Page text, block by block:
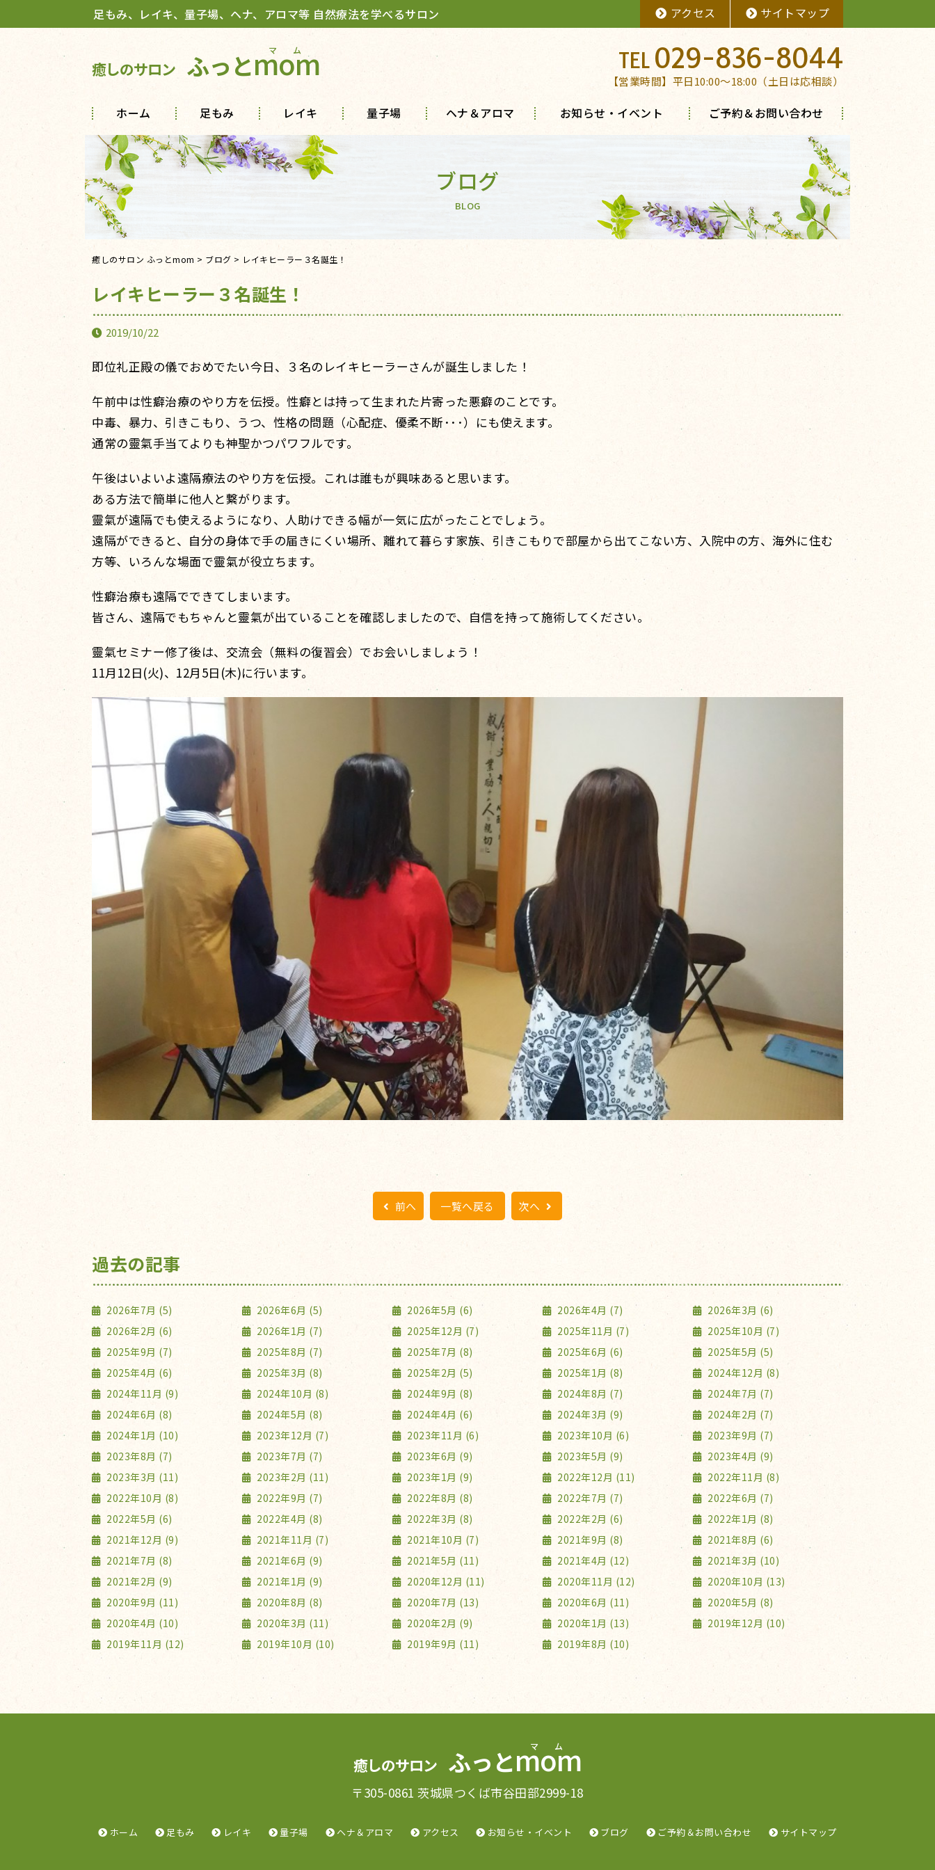
足もみ、レイキ、量子場、ヘナ、アロマ等 自然療法を学べるサロン アクセス サイトマップ
癒しのサロン ふっとmom 029-836-8044
【営業時間】平日10:00～18:00（土日は応相談）
ホーム 足もみ レイキ 量子場 ヘナ＆アロマ お知らせ・イベント ご予約＆お問い合わせ
ブログ
BLOG
癒しのサロン ふっとmom > ブログ > レイキヒーラー３名誕生！
レイキヒーラー３名誕生！
2019/10/22
即位礼正殿の儀でおめでたい今日、３名のレイキヒーラーさんが誕生しました！
午前中は性癖治療のやり方を伝授。性癖とは持って生まれた片寄った悪癖のことです。
中毒、暴力、引きこもり、うつ、性格の問題（心配症、優柔不断･･･）にも使えます。
通常の靈氣手当てよりも神聖かつパワフルです。
午後はいよいよ遠隔療法のやり方を伝授。これは誰もが興味あると思います。
ある方法で簡単に他人と繋がります。
靈氣が遠隔でも使えるようになり、人助けできる幅が一気に広がったことでしょう。
遠隔ができると、自分の身体で手の届きにくい場所、離れて暮らす家族、引きこもりで部屋から出てこない方、入院中の方、海外に住む
方等、いろんな場面で靈氣が役立ちます。
性癖治療も遠隔でできてしまいます。
皆さん、遠隔でもちゃんと靈氣が出ていることを確認しましたので、自信を持って施術してください。
靈氣セミナー修了後は、交流会（無料の復習会）でお会いしましょう！
11月12日(火)、12月5日(木)に行います。
前へ 一覧へ戻る 次へ
過去の記事
2026年7月 (5) 2026年6月 (5) 2026年5月 (6) 2026年4月 (7)
2026年3月 (6)
2026年2月 (6)
2026年1月 (7) 2025年12月 (7) 2025年11月 (7)
2025年10月 (7)
2025年9月 (7)
2025年8月 (7) 2025年7月 (8) 2025年6月 (6)
2025年5月 (5)
2025年4月 (6)
2025年3月 (8) 2025年2月 (5) 2025年1月 (8)
2024年12月 (8)
2024年11月 (9)
2024年10月 (8) 2024年9月 (8) 2024年8月 (7)
2024年7月 (7)
2024年6月 (8)
2024年5月 (8) 2024年4月 (6) 2024年3月 (9)
2024年2月 (7)
2024年1月 (10)
2023年12月 (7) 2023年11月 (6) 2023年10月 (6)
2023年9月 (7)
2023年8月 (7)
2023年7月 (7) 2023年6月 (9) 2023年5月 (9)
2023年4月 (9)
2023年3月 (11)
2023年2月 (11) 2023年1月 (9) 2022年12月 (11)
2022年11月 (8)
2022年10月 (8)
2022年9月 (7) 2022年8月 (8) 2022年7月 (7)
2022年6月 (7)
2022年5月 (6)
2022年4月 (8) 2022年3月 (8) 2022年2月 (6)
2022年1月 (8)
2021年12月 (9)
2021年11月 (7) 2021年10月 (7) 2021年9月 (8)
2021年8月 (6)
2021年7月 (8)
2021年6月 (9) 2021年5月 (11) 2021年4月 (12)
2021年3月 (10)
2021年2月 (9)
2021年1月 (9) 2020年12月 (11) 2020年11月 (12)
2020年10月 (13)
2020年9月 (11)
2020年8月 (8) 2020年7月 (13) 2020年6月 (11)
2020年5月 (8)
2020年4月 (10)
2020年3月 (11) 2020年2月 (9) 2020年1月 (13)
2019年12月 (10)
2019年11月 (12)
2019年10月 (10) 2019年9月 (11) 2019年8月 (10)
癒しのサロン ふっとmom
〒305-0861 茨城県つくば市谷田部2999-18
ホーム 足もみ レイキ 量子場 ヘナ＆アロマ アクセス お知らせ・イベント ブログ ご予約＆お問い合わせ サイトマップ